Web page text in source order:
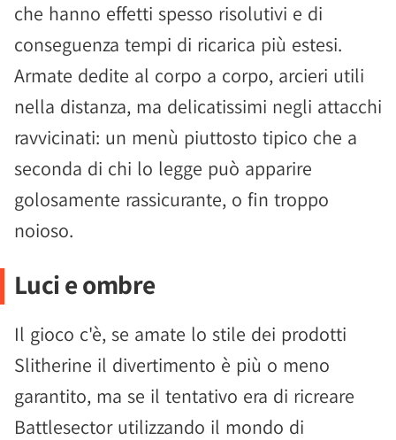
che hanno effetti spesso risolutivi e di
conseguenza tempi di ricarica più estesi.
Armate dedite al corpo a corpo, arcieri utili
nella distanza, ma delicatissimi negli attacchi
ravvicinati: un menù piuttosto tipico che a
seconda di chi lo legge può apparire
golosamente rassicurante, o fin troppo
noioso.
Luci e ombre
Il gioco c'è, se amate lo stile dei prodotti
Slitherine il divertimento è più o meno
garantito, ma se il tentativo era di ricreare
Battlesector utilizzando il mondo di